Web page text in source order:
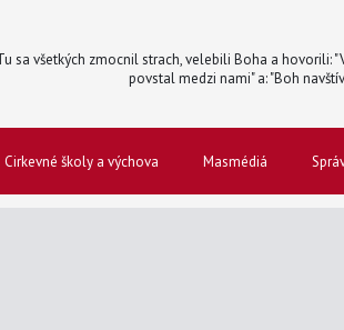
sa všetkých zmocnil strach, velebili Boha a hovorili:
povstal medzi nami" a: "Boh
Cirkevné školy a výchova Masmédiá